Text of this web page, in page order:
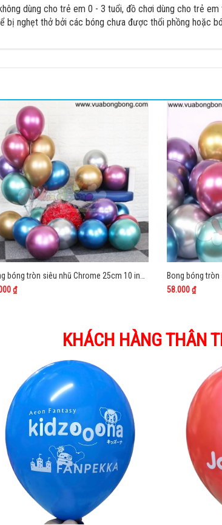
dùng cho trẻ em 0 - 3 tuổi, đồ chơi dùng cho trẻ
bị nghẹt thở bởi các bóng chưa được thổi phồng hoặc
₫
58.000 ₫
KHÁCH HÀNG THÂN